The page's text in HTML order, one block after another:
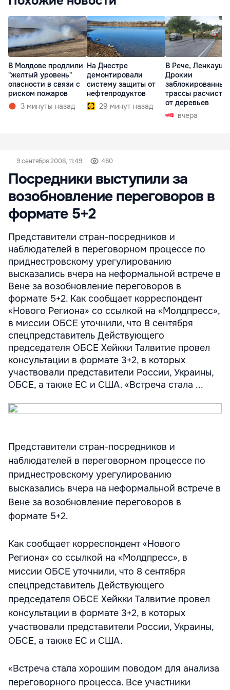
В Молдове продлили
"желтый уровень"
опасности в связи с
риском пожаров
3 минуты назад
На Днестре
демонтировали
систему защиты от
нефтепродуктов
29 минут назад
В Рече,
Дрокии
заблокированные
трассы
от деревьев
вчера
9 сентября 2008, 11:49 460
Посредники выступили за
возобновление переговоров в
формате 5+2
Представители стран-посредников и
наблюдателей в переговорном процессе по
приднестровскому урегулированию
высказались вчера на неформальной встрече в
Вене за возобновление переговоров в
формате 5+2. Как сообщает корреспондент
«Нового Региона» со ссылкой на «Молдпресс»,
в миссии ОБСЕ уточнили, что 8 сентября
спецпредставитель Действующего
председателя ОБСЕ Хейкки Талвитие провел
консультации в формате 3+2, в которых
участвовали представители России, Украины,
ОБСЕ, а также ЕС и США. «Встреча стала ...
Представители стран-посредников и
наблюдателей в переговорном процессе по
приднестровскому урегулированию
высказались вчера на неформальной встрече в
Вене за возобновление переговоров в
формате 5+2.
Как сообщает корреспондент «Нового
Региона» со ссылкой на «Молдпресс», в
миссии ОБСЕ уточнили, что 8 сентября
спецпредставитель Действующего
председателя ОБСЕ Хейкки Талвитие провел
консультации в формате 3+2, в которых
участвовали представители России, Украины,
ОБСЕ, а также ЕС и США.
«Встреча стала хорошим поводом для анализа
переговорного процесса. Все участники